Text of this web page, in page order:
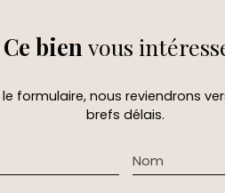
Ce bien vous
formulaire, nous reviendrons
brefs délais.
Nom